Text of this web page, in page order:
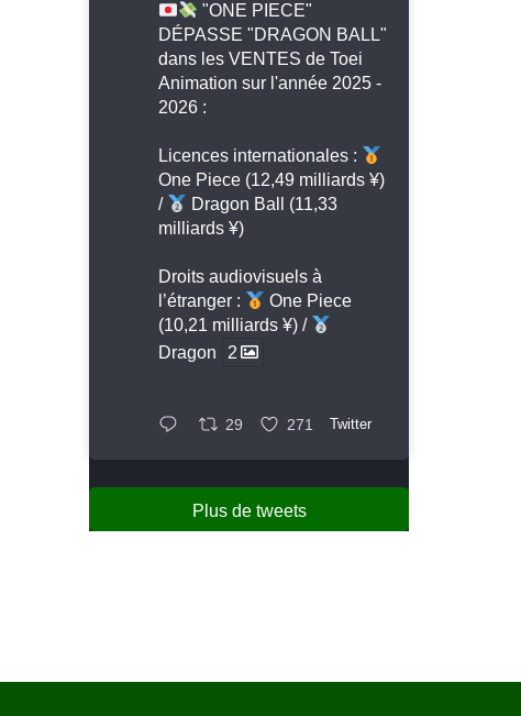
"ONE PIECE"
DÉPASSE "DRAGON BALL"
dans les VENTES de Toei
Animation sur l'année 2025 -
2026 :
Licences internationales :
One Piece (12,49 milliards ¥)
/
Dragon Ball (11,33
milliards ¥)
Droits audiovisuels à
l’étranger :
One Piece
(10,21 milliards ¥) /
Dragon
2
29 271 Twitter
Plus de tweets